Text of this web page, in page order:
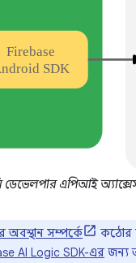
ডেভেলপার এপিআই
অবস্থান সম্পর্কে
কঠোর
AI Logic SDK-এর জন্য